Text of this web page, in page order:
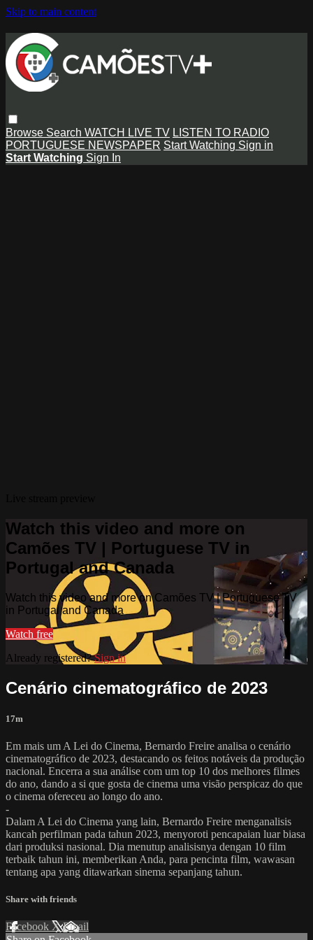
Skip to main content
Browse Search WATCH LIVE TV LISTEN TO RADIO
PORTUGUESE NEWSPAPER Start Watching Sign in
Start Watching Sign In
Watch this video and more on
Camões TV | Portuguese TV in
Portugal and Canada
Watch this video and more on Camões TV | Portuguese TV
in Portugal and Canada
Watch free
Already registered?Sign in
Cenário cinematográfico de 2023
17m
Em mais um A Lei do Cinema, Bernardo Freire analisa o cenário
cinematográfico de 2023, destacando os feitos notáveis da produção
nacional. Encerra a sua análise com um top 10 dos melhores filmes
do ano, dando a si que gosta de cinema uma visão perspicaz do que
o cinema ofereceu ao longo do ano.
-
Dalam A Lei do Cinema yang lain, Bernardo Freire menganalisis
kancah perfilman pada tahun 2023, menyoroti pencapaian luar biasa
dari produksi nasional. Dia menutup analisisnya dengan 10 film
terbaik tahun ini, memberikan Anda, para pencinta film, wawasan
tentang apa yang ditawarkan sinema sepanjang tahun.
Share with friends
Facebook XEmail